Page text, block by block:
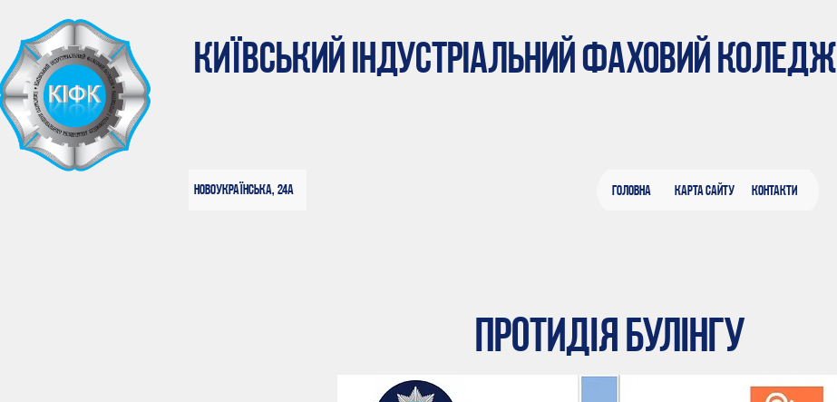
КИЇВСЬКИЙ ІНДУСТРІАЛЬНИЙ ФАХОВИЙ КОЛЕДЖ
Новоукраїнська, 24а Головна Контакти
Карта сайту
протидія булінгу